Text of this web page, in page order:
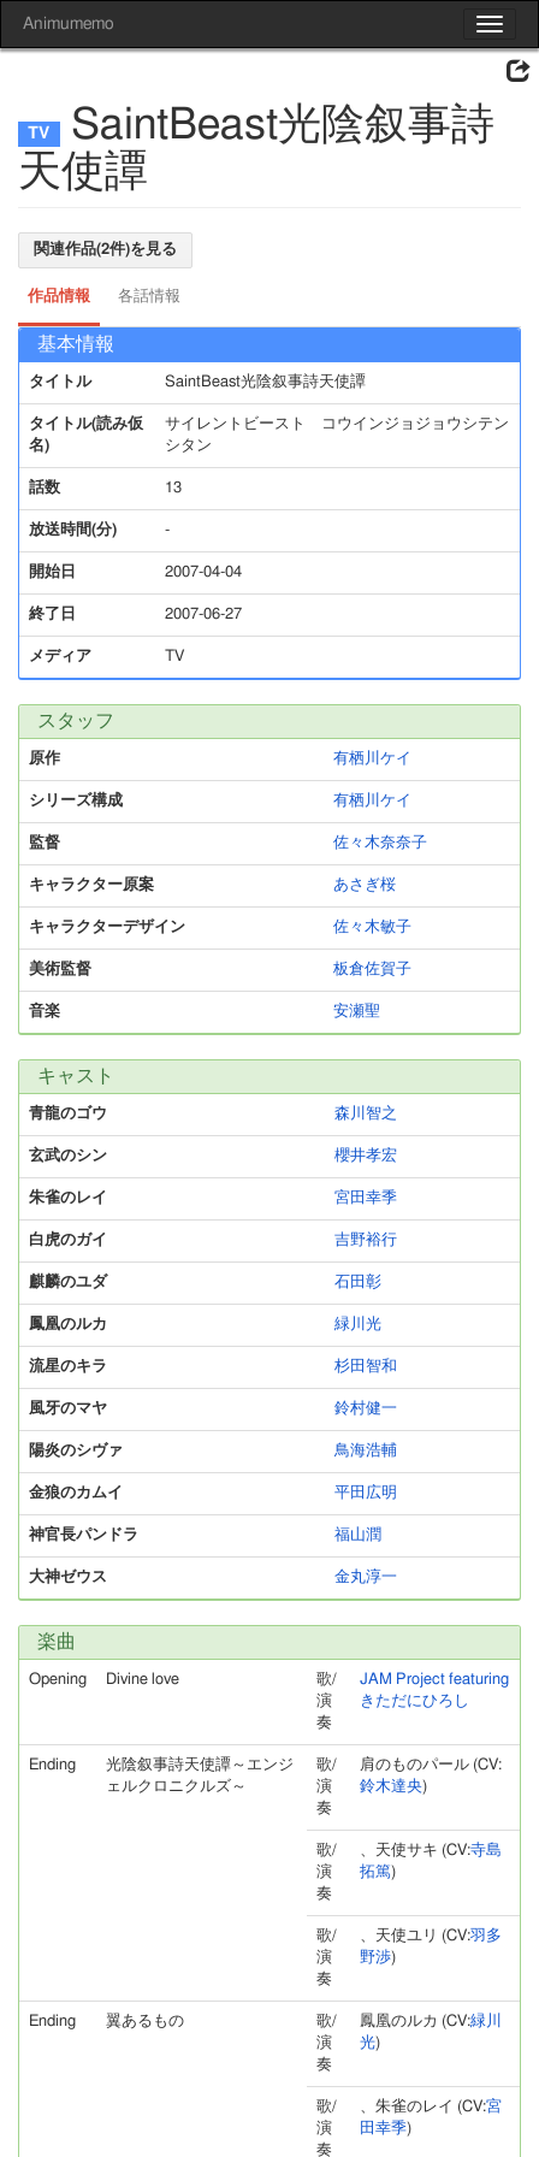
Toggle
Animumemo
SaintBeast光陰叙事詩
天使譚
関連作品(2件)を見る
作品情報 各話情報
基本情報
タイトル SaintBeast光陰叙事詩天使譚
タイトル(読み仮
名)
サイレントビースト コウインジョジョウシテン
シタン
話数 13
放送時間(分) -
開始日 2007-04-04
終了日 2007-06-27
メディア TV
スタッフ
原作 有栖川ケイ
シリーズ構成 有栖川ケイ
監督 佐々木奈奈子
キャラクター原案 あさぎ桜
キャラクターデザイン 佐々木敏子
美術監督 板倉佐賀子
音楽 安瀬聖
キャスト
青龍のゴウ 森川智之
玄武のシン 櫻井孝宏
朱雀のレイ 宮田幸季
白虎のガイ 吉野裕行
麒麟のユダ 石田彰
鳳凰のルカ 緑川光
流星のキラ 杉田智和
風牙のマヤ 鈴村健一
陽炎のシヴァ 鳥海浩輔
金狼のカムイ 平田広明
神官長パンドラ 福山潤
大神ゼウス 金丸淳一
楽曲
Opening Divine love
歌/
演
奏
JAM Project featuring
きただにひろし
Ending
光陰叙事詩天使譚～エンジ
ェルクロニクルズ～
歌/
演
奏
肩のものパール (CV:
鈴木達央)
歌/
演
奏
、天使サキ (CV:寺島
拓篤)
歌/
演
奏
、天使ユリ (CV:羽多
野渉)
Ending 翼あるもの
歌/
演
奏
鳳凰のルカ (CV:緑川
光)
歌/
演
奏
、朱雀のレイ (CV:宮
田幸季)